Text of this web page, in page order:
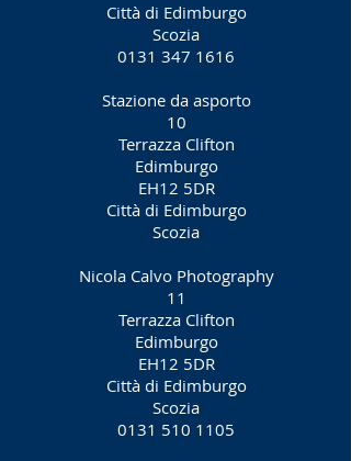
Città di Edimburgo
Scozia
0131 347 1616
Stazione da asporto
10
Terrazza Clifton
Edimburgo
EH12 5DR
Città di Edimburgo
Scozia
Nicola Calvo Photography
11
Terrazza Clifton
Edimburgo
EH12 5DR
Città di Edimburgo
Scozia
0131 510 1105